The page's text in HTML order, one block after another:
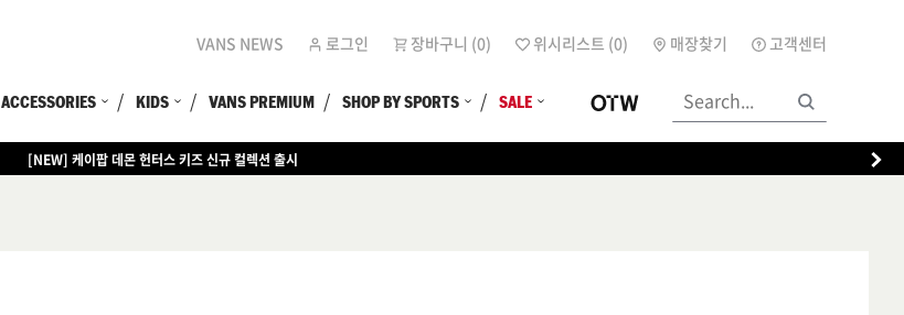
VANS NEWS 로그인 장바구니 (0) 위시리스트 (0) 매장찾기 고객센터
ACCESSORIES KIDS VANS PREMIUM SHOP BY SPORTS SALE
[NEW] 케이팝 데몬 헌터스 키즈 신규 컬렉션 출시